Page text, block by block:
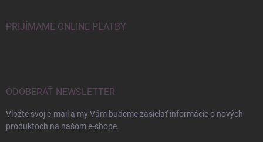
PRIJÍMAME ONLINE PLATBY
ODOBERAŤ NEWSLETTER
Vložte svoj e-mail a my Vám budeme zasielať informácie o nových
produktoch na našom e-shope.